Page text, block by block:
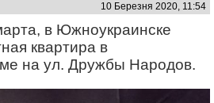
10 Березня 2020, 11:54
в Южноукраинске
квартира в
на ул. Дружбы Народов.